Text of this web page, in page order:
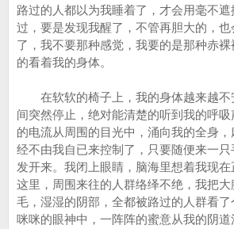
路过的人都以为我睡着了，才会用毫不
过，要是发现我醒了，不管再胆大的，
了，我不要那种感觉，我要的是那种赤
的看着我的身体。
在软软的椅子上，我的身体越来越不
间突然停止，绝对能清楚的听到我的呼
的电流从周围的目光中，涌向我的全身
经不由我自已来控制了，只要随便来一
发开来。我闭上眼睛，脑海里想着我现
这里，周围来往的人群络绎不绝，我把大
毛，湿湿的阴部，全都被路过的人群看
咪咪的眼神中，一阵阵的蜜意从我的阴